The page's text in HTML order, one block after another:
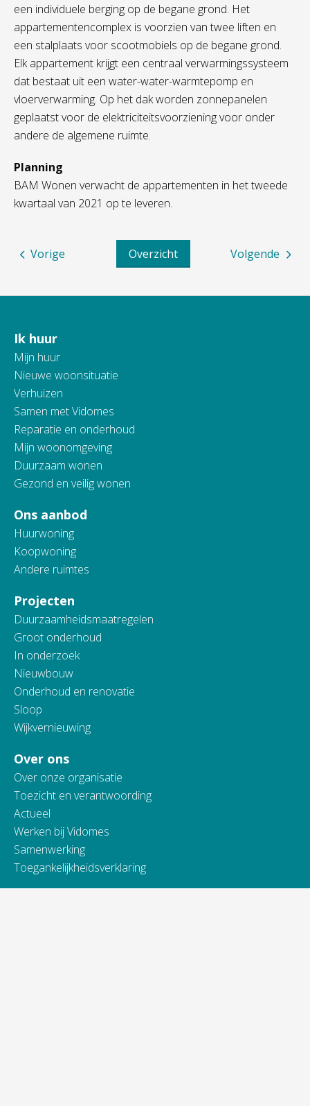
een individuele berging op de begane grond. Het
appartementencomplex is voorzien van twee liften en
een stalplaats voor scootmobiels op de begane grond.
Elk appartement krijgt een centraal verwarmingssysteem
dat bestaat uit een water-water-warmtepomp en
vloerverwarming. Op het dak worden zonnepanelen
geplaatst voor de elektriciteitsvoorziening voor onder
andere de algemene ruimte.
Planning
BAM Wonen verwacht de appartementen in het tweede
kwartaal van 2021 op te leveren.
Volgende
Overzicht
Vorige
Contactinformatie
Ik huur
Mijn huur
Nieuwe woonsituatie
Verhuizen
Samen met Vidomes
Reparatie en onderhoud
Mijn woonomgeving
Duurzaam wonen
Gezond en veilig wonen
Ons aanbod
Huurwoning
Koopwoning
Andere ruimtes
Projecten
Duurzaamheidsmaatregelen
Groot onderhoud
In onderzoek
Nieuwbouw
Onderhoud en renovatie
Sloop
Wijkvernieuwing
Over ons
Over onze organisatie
Toezicht en verantwoording
Actueel
Werken bij Vidomes
Samenwerking
Toegankelijkheidsverklaring